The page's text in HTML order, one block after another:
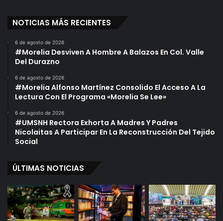
NOTICIAS MÁS RECIENTES
6 de agosto de 2026
#Morelia Desviven A Hombre A Balazos En Col. Valle
Del Durazno
6 de agosto de 2026
#Morelia Alfonso Martínez Consolido El Acceso A La
Lectura Con El Programa «Morelia Se Lee»
6 de agosto de 2026
#UMSNH Rectora Exhorta A Madres Y Padres
Nicolaitas A Participar En La Reconstrucción Del Tejido
Social
ÚLTIMAS NOTICIAS